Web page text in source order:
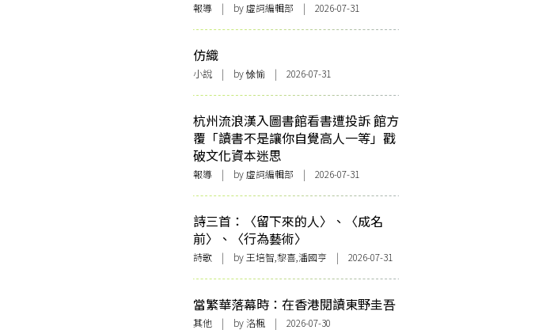
報導 | by 虛詞編輯部 | 2026-07-31
仿織
小說 | by 悇愉 | 2026-07-31
杭州流浪漢入圖書館看書遭投訴 館方
覆「讀書不是讓你自覺高人一等」戳
破文化資本迷思
報導 | by 虛詞編輯部 | 2026-07-31
詩三首：〈留下來的人〉、〈成名
前〉、〈行為藝術〉
詩歌 | by 王培智,黎喜,潘國亨 | 2026-07-31
當繁華落幕時：在香港閱讀東野圭吾
其他 | by洛楓 | 2026-07-30